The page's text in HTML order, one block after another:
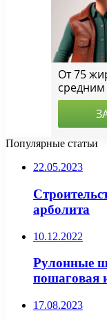
Популярные статьи
22.05.2023
арболита
10.12.2022
Рулонные
пошаговая
17.08.2023